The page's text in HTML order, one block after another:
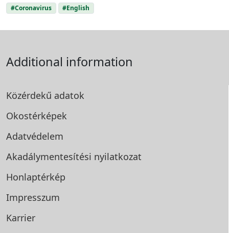
#Coronavirus #English
Additional information
Közérdekű adatok
Okostérképek
Adatvédelem
Akadálymentesítési nyilatkozat
Honlaptérkép
Impresszum
Karrier